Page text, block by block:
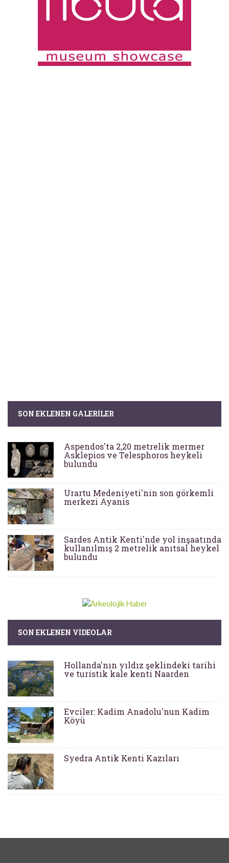
SON EKLENEN GALERILER
Aspendos'ta 2,20 metrelik mermer
Asklepios ve Telesphoros heykeli
bulundu
Urartu Medeniyeti'nin son görkemli
merkezi Ayanis
Sardes Antik Kenti'nde yol inşaatında
kullanılmış 2 metrelik anıtsal heykel
bulundu
SON EKLENEN VIDEOLAR
Hollanda'nın yıldız şeklindeki tarihi
ve turistik kale kenti Naarden
Evciler: Kadim Anadolu'nun Kadim
Köyü
Syedra Antik Kenti Kazıları